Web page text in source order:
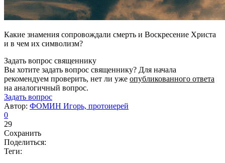
Какие знамения сопровождали смерть и Воскресение Христа
и в чем их символизм?
Задать вопрос священнику
Вы хотите задать вопрос священнику? Для начала
рекомендуем проверить, нет ли уже опубликованного ответа
на аналогичный вопрос.
Задать вопрос
Автор: ФОМИН Игорь, протоиерей
0
29
Сохранить
Поделиться:
Теги: